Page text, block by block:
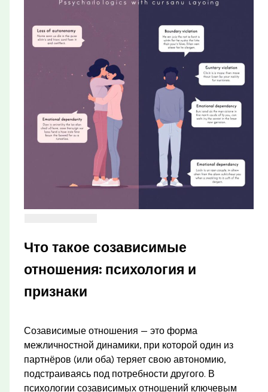
Что такое созависимые
отношения: психология и
признаки
Созависимые отношения — это форма
межличностной динамики, при которой один из
партнёров (или оба) теряет свою автономию,
подстраиваясь под потребности другого. В
психологии созависимых отношений ключевым